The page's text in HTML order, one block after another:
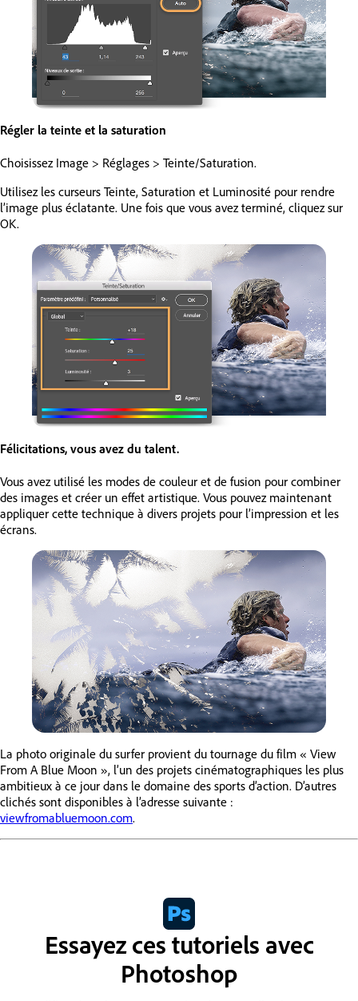
Régler la teinte et la saturation
Choisissez Image > Réglages > Teinte/Saturation.
Utilisez les curseurs Teinte, Saturation et Luminosité pour rendre
l’image plus éclatante. Une fois que vous avez terminé, cliquez sur
OK.
Félicitations, vous avez du talent.
Vous avez utilisé les modes de couleur et de fusion pour combiner
des images et créer un effet artistique. Vous pouvez maintenant
appliquer cette technique à divers projets pour l’impression et les
écrans.
La photo originale du surfer provient du tournage du film « View
From A Blue Moon », l’un des projets cinématographiques les plus
ambitieux à ce jour dans le domaine des sports d’action. D’autres
clichés sont disponibles à l’adresse suivante :
viewfromabluemoon.com.
Essayez ces tutoriels avec
Photoshop